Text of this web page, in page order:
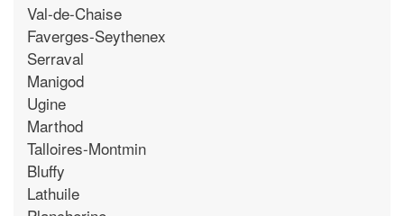
Val-de-Chaise
Faverges-Seythenex
Serraval
Manigod
Ugine
Marthod
Talloires-Montmin
Bluffy
Lathuile